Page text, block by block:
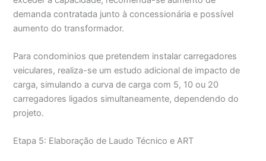
demanda contratada junto à concessionária e possível
aumento do transformador.
Para condominios que pretendem instalar carregadores
veiculares, realiza-se um estudo adicional de impacto de
carga, simulando a curva de carga com 5, 10 ou 20
carregadores ligados simultaneamente, dependendo do
projeto.
Etapa 5: Elaboração de Laudo Técnico e ART